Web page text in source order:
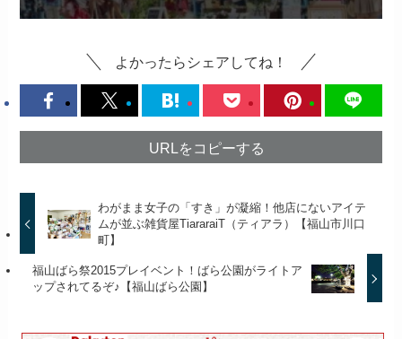
よかったらシェアしてね！
URLをコピーする
わがまま女子の「すき」が凝縮！他店にないアイテ
ムが並ぶ雑貨屋TiararaiT（ティアラ）【福山市川口
町】
福山ばら祭2015プレイベント！ばら公園がライトア
ップされてるぞ♪【福山ばら公園】